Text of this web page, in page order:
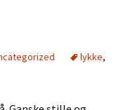
lykke,